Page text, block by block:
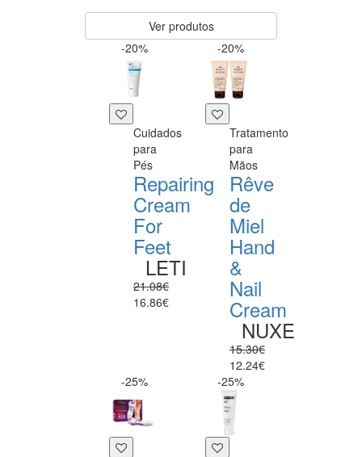
Ver produtos
-20%
Cuidados
para
Pés
Repairing
Cream
For
Feet
LETI
21.08€
16.86€
-20%
Tratamento
para
Mãos
Rêve
de
Miel
Hand
&
Nail
Cream
NUXE
15.30€
12.24€
-25%
-25%